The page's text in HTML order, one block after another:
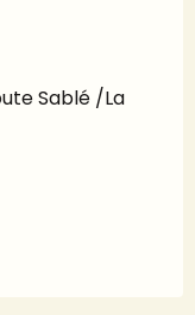
Sablé /La